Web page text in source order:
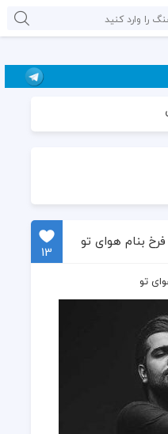
بنام هوای تو
13
تو